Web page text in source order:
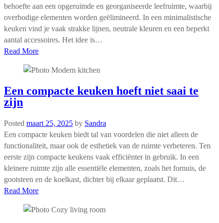
behoefte aan een opgeruimde en georganiseerde leefruimte, waarbij
overbodige elementen worden geëlimineerd. In een minimalistische
keuken vind je vaak strakke lijnen, neutrale kleuren en een beperkt
aantal accessoires. Het idee is…
Read More
Een compacte keuken hoeft niet saai te
zijn
Posted maart 25, 2025 by Sandra
Een compacte keuken biedt tal van voordelen die niet alleen de
functionaliteit, maar ook de esthetiek van de ruimte verbeteren. Ten
eerste zijn compacte keukens vaak efficiënter in gebruik. In een
kleinere ruimte zijn alle essentiële elementen, zoals het fornuis, de
gootsteen en de koelkast, dichter bij elkaar geplaatst. Dit…
Read More